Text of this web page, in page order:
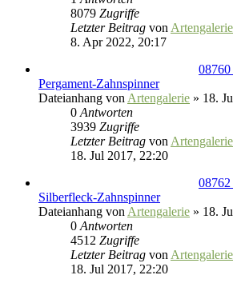
8079 Zugriffe
Letzter Beitrag von Artengalerie
8. Apr 2022, 20:17
Pergament-Zahnspinner
Dateianhang von Artengalerie » 18.
0 Antworten
3939 Zugriffe
Letzter Beitrag von Artengalerie
18. Jul 2017, 22:20
08762
Silberfleck-Zahnspinner
Dateianhang von Artengalerie » 18.
0 Antworten
4512 Zugriffe
Letzter Beitrag von Artengalerie
18. Jul 2017, 22:20